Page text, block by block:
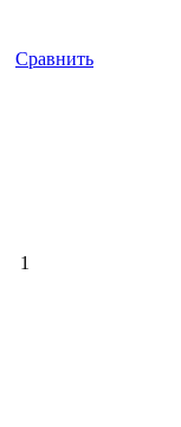
Сравнить
1